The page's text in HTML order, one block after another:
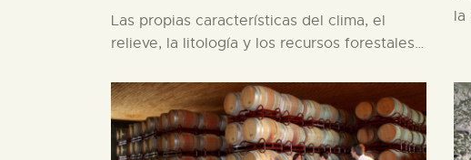
Las propias características del clima, el
relieve, la litología y los recursos forestales…
la